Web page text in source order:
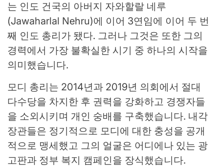
는 인도 건국의 아버지 자와할랄 네루
(Jawaharlal Nehru)에 이어 3연임에 이어 두 번
째 인도 총리가 됐다. 그러나 그것은 또한 그의
경력에서 가장 불확실한 시기 중 하나의 시작을
의미했습니다.
모디 총리는 2014년과 2019년 의회에서 절대
다수당을 차지한 후 권력을 강화하고 경쟁자들
을 소외시키며 개인 숭배를 구축했습니다. 내각
장관들은 정기적으로 모디에 대한 충성을 공개
적으로 맹세했고 그의 얼굴은 어디에나 있는 광
고판과 정부 복지 캠페인을 장식했습니다.